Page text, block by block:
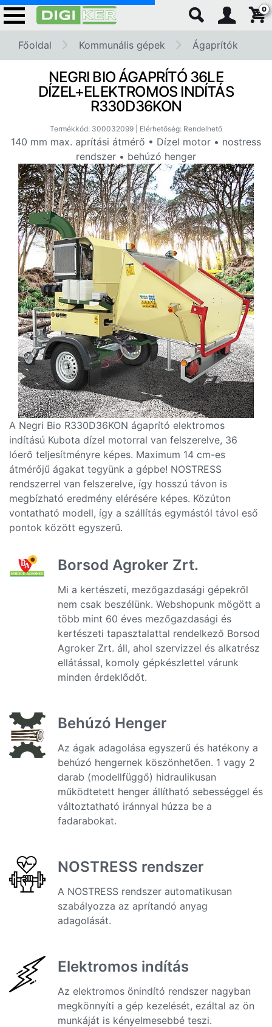
0
Főoldal Kommunális gépek Ágaprítók
NEGRI BIO ÁGAPRÍTÓ 36LE
DÍZEL+ELEKTROMOS INDÍTÁS
R330D36KON
Termékkód: 300032099 | Elérhetőség: Rendelhető
140 mm max. aprítási átmérő • Dízel motor • nostress
rendszer • behúzó henger
A Negri Bio R330D36KON ágaprító elektromos
indítású Kubota dízel motorral van felszerelve, 36
lóerő teljesítményre képes. Maximum 14 cm-es
átmérőjű ágakat tegyünk a gépbe! NOSTRESS
rendszerrel van felszerelve, így hosszú távon is
megbízható eredmény elérésére képes. Közúton
vontatható modell, így a szállítás egymástól távol eső
pontok között egyszerű.
Borsod Agroker Zrt.
Mi a kertészeti, mezőgazdasági gépekről
nem csak beszélünk. Webshopunk mögött a
több mint 60 éves mezőgazdasági és
kertészeti tapasztalattal rendelkező Borsod
Agroker Zrt. áll, ahol szervizzel és alkatrész
ellátással, komoly gépkészlettel várunk
minden érdeklődőt.
Behúzó Henger
Az ágak adagolása egyszerű és hatékony a
behúzó hengernek köszönhetően. 1 vagy 2
darab (modellfüggő) hidraulikusan
működtetett henger állítható sebességgel és
változtatható iránnyal húzza be a
fadarabokat.
NOSTRESS rendszer
A NOSTRESS rendszer automatikusan
szabályozza az aprítandó anyag
adagolását.
Elektromos indítás
Az elektromos önindító rendszer nagyban
megkönnyíti a gép kezelését, ezáltal az ön
munkáját is kényelmesebbé teszi.